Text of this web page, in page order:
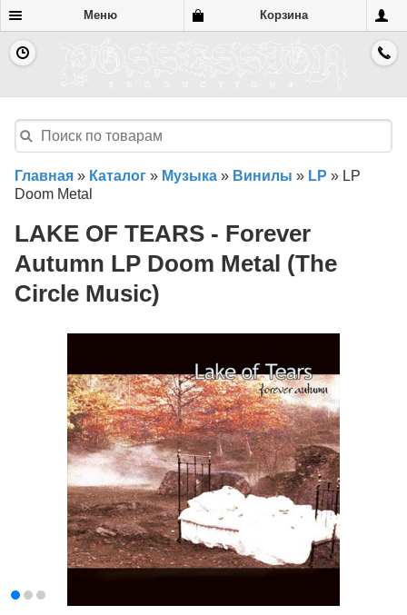
Меню Корзина
Главная » Каталог » Музыка » Винилы » LP » LP
Doom Metal
LAKE OF TEARS - Forever
Autumn LP Doom Metal (The
Circle Music)